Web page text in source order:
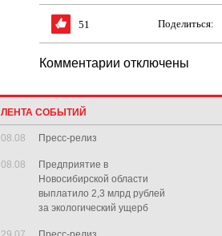
51 Поделиться:
Комментарии отключены
ЛЕНТА СОБЫТИЙ
08.08 Пресс-релиз
08.08
Предприятие в
Новосибирской области
выплатило 2,3 млрд рублей
за экологический ущерб